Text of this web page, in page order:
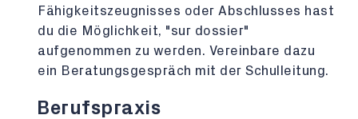
Fähigkeitszeugnisses oder Abschlusses hast
du die Möglichkeit, "sur dossier"
aufgenommen zu werden. Vereinbare dazu
ein Beratungsgespräch mit der Schulleitung.
Berufspraxis